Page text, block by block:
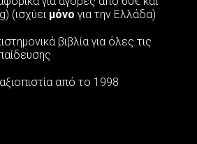
(ισχύει μόνο για την Ελλάδα)
βιβλία για όλες τις
αξιοπιστία από το 1998